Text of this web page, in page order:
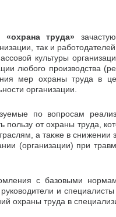
«охрана труда»
так и
культуры
любого производства
мер охраны труда в
организации.
по вопросам
пользу от охраны труда,
а также в
(организации) при
с базовыми
и
охраны труда в